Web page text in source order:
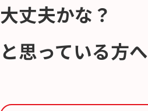
大丈夫かな？
と思っている方へ